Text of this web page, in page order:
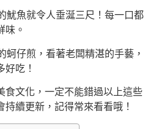
魷魚就令人垂涎三尺！每一口都
味。
蚵仔煎，看著老闆精湛的手藝，
吃！
食文化，一定不能錯過以上這些
續更新，記得常來看看哦！